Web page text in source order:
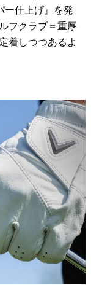
ー仕上げ』を発
フクラブ＝重厚
着しつつあるよ